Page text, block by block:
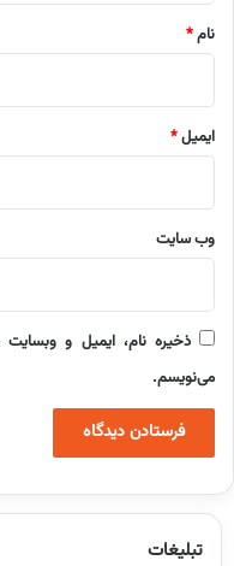
نام*
ایمیل*
وب‌ سایت
ذخیره نام، ایمیل و وبسایت
می‌نویسم.
تبلیغات